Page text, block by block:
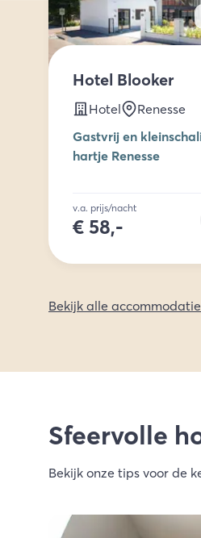
Hotel Blooker
Hotel
Renesse
Gastvrij en
hartje Renesse
v.a. prijs/nacht
€ 58,-
Bekijk alle
Sfeervolle
Bekijk onze tips voor de